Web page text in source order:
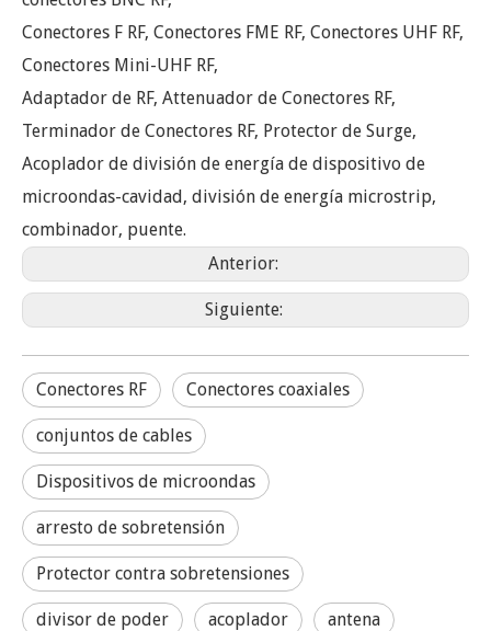
Conectores F RF, Conectores FME RF, Conectores UHF RF,
Conectores Mini-UHF RF,
Adaptador de RF, Attenuador de Conectores RF,
Terminador de Conectores RF, Protector de Surge,
Acoplador de división de energía de dispositivo de
microondas-cavidad, división de energía microstrip,
combinador, puente.
Anterior:
Siguiente:
Conectores RF Conectores coaxiales
conjuntos de cables
Dispositivos de microondas
arresto de sobretensión
Protector contra sobretensiones
divisor de poder acoplador antena